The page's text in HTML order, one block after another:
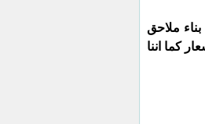
ملاحق
كما اننا